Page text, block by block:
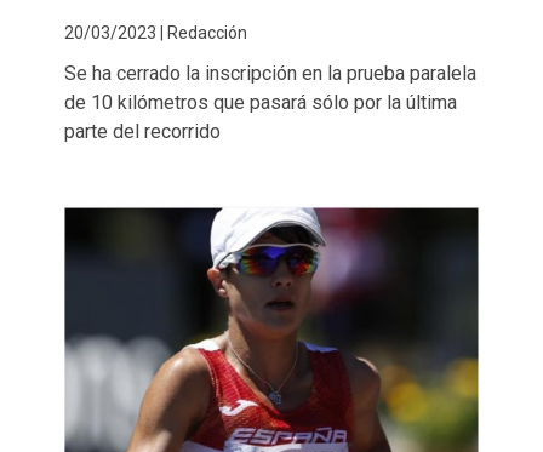
20/03/2023 | Redacción
Se ha cerrado la inscripción en la prueba paralela
de 10 kilómetros que pasará sólo por la última
parte del recorrido